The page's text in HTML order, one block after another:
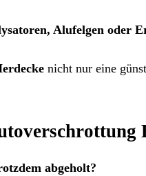
Alufelgen oder
nicht nur eine
abgeholt?